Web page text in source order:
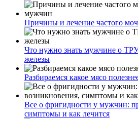
Причины и лечение частого
Что нужно знать мужчине о
железы
Разбираемся какое мясо
Все о фригидности у мужчин:
симптомы и как лечится